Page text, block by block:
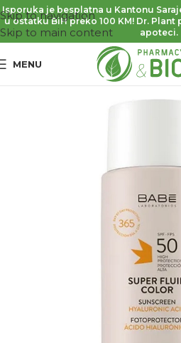
Skip to navigation
Skip to main content
Isporuka je besplatna u Kantonu
u ostatku BiH preko 100 KM! Dr.
apoteci.
MENU